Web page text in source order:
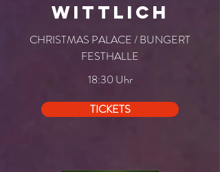
WITTLICH
CHRISTMAS PALACE / BUNGERT
FESTHALLE
18:30 Uhr
TICKETS